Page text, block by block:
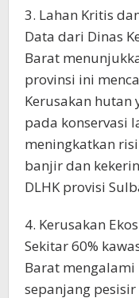
3. Lahan Kritis
Data dari Dinas
Barat
provinsi ini
Kerusakan
pada konservasi
meningkatkan
banjir dan
DLHK provisi
4. Kerusakan
Sekitar 60%
Barat
sepanjang